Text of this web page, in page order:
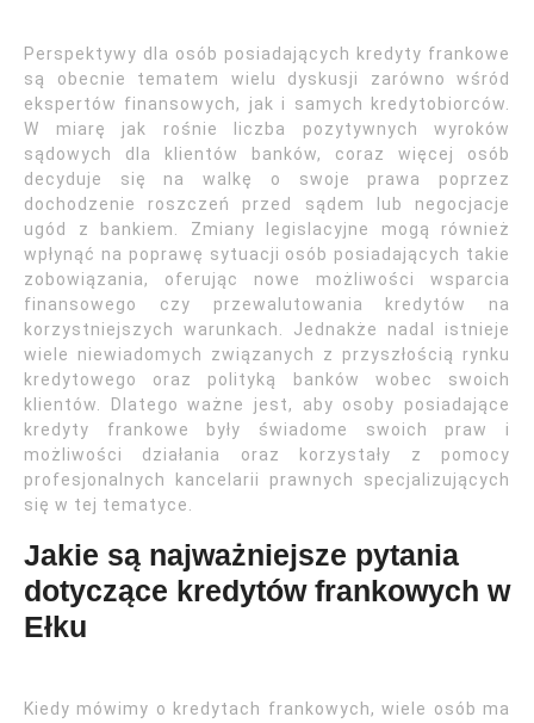
Perspektywy dla osób posiadających kredyty frankowe
są obecnie tematem wielu dyskusji zarówno wśród
ekspertów finansowych, jak i samych kredytobiorców.
W miarę jak rośnie liczba pozytywnych wyroków
sądowych dla klientów banków, coraz więcej osób
decyduje się na walkę o swoje prawa poprzez
dochodzenie roszczeń przed sądem lub negocjacje
ugód z bankiem. Zmiany legislacyjne mogą również
wpłynąć na poprawę sytuacji osób posiadających takie
zobowiązania, oferując nowe możliwości wsparcia
finansowego czy przewalutowania kredytów na
korzystniejszych warunkach. Jednakże nadal istnieje
wiele niewiadomych związanych z przyszłością rynku
kredytowego oraz polityką banków wobec swoich
klientów. Dlatego ważne jest, aby osoby posiadające
kredyty frankowe były świadome swoich praw i
możliwości działania oraz korzystały z pomocy
profesjonalnych kancelarii prawnych specjalizujących
się w tej tematyce.
Jakie są najważniejsze pytania
dotyczące kredytów frankowych w
Ełku
Kiedy mówimy o kredytach frankowych, wiele osób ma